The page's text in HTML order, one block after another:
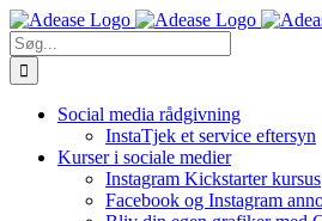
Skip
to
content
Søg
efter:
Social media rådgivning
InstaTjek et service eftersyn
Kurser i sociale medier
Instagram Kickstarter kursus
Facebook og Instagram